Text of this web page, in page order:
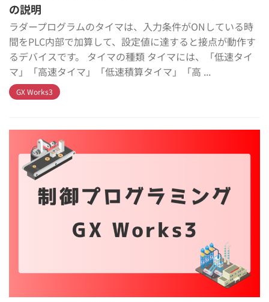
の説明
ラダープログラムのタイマは、入力条件がONしている時
間をPLC内部で加算して、設定値に達すると接点が動作す
るデバイスです。 タイマの種類 タイマには、「低速タイ
マ」「高速タイマ」「低速積算タイマ」「高 ...
GX Works3